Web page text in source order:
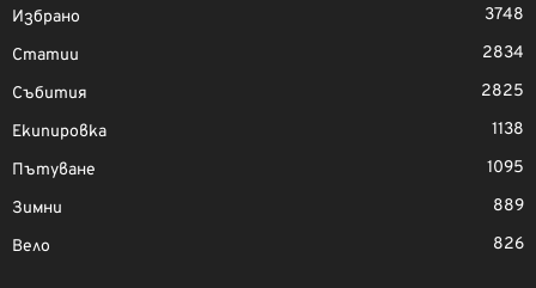
Избрано
3748
Статии
2834
Събития
2825
Екипировка
1138
Пътуване
1095
Зимни
889
Вело
826